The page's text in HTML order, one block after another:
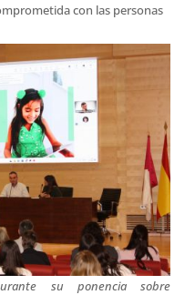
con las personas
su ponencia sobre